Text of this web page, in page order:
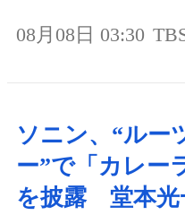
08月08日 03:30
ソニン、“ルー
ー”で「カレー
を披露 堂本光